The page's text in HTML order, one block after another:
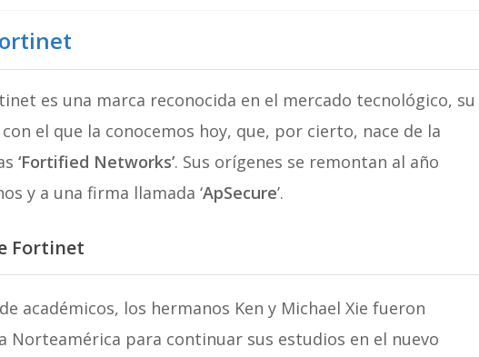
es una marca reconocida en el mercado tecnológico, su
el que la conocemos hoy, que, por cierto, nace de la
‘Fortified Networks’. Sus orígenes se remontan al año
y a una firma llamada ‘ApSecure’.
Fortinet
académicos, los hermanos Ken y Michael Xie fueron
Norteamérica para continuar sus estudios en el nuevo